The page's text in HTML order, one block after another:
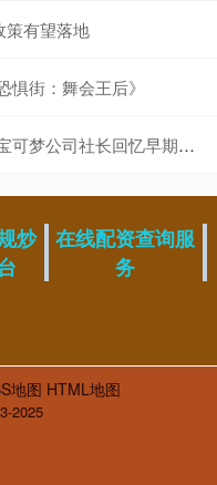
策有望落地
街：舞会王后》
期本地化设计_石原恒_员工_美国
炒
在线配资查询服
务
地图 HTML地图
2025